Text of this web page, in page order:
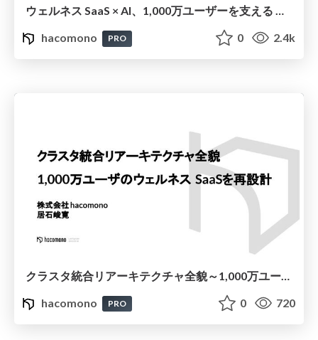
ウェルネス SaaS × AI、1,000万ユーザーを支える 業界特化 AI プロダクト開発への道のり
hacomono
PRO 0 2.4k
クラスタ統合リアーキテクチャ全貌～1,000万ユーザーのウェルネスSaaSを再設計～
hacomono
PRO 0 720